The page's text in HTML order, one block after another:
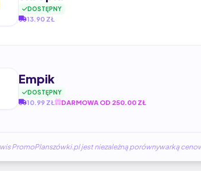
DOSTĘPNY
13.90 ZŁ
Empik
DOSTĘPNY
10.99 ZŁ DARMOWA OD 250.00 ZŁ
PromoPlanszówki.pl jest niezależną porównywarką